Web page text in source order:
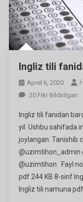
Ingliz tili
Aprel 6, 2020
Ingliz
Fanidan
Imtihon
Javoblari
2020
Ga
20 Fikr Bildirilgan
Ingliz tili fanidan
yil. Ushbu sahifada
joylangan. Tanishib
@uzimtihon_admin
@uzimtihon Fayl
pdf 244 KB 8-sinf
Ingliz tili namuna